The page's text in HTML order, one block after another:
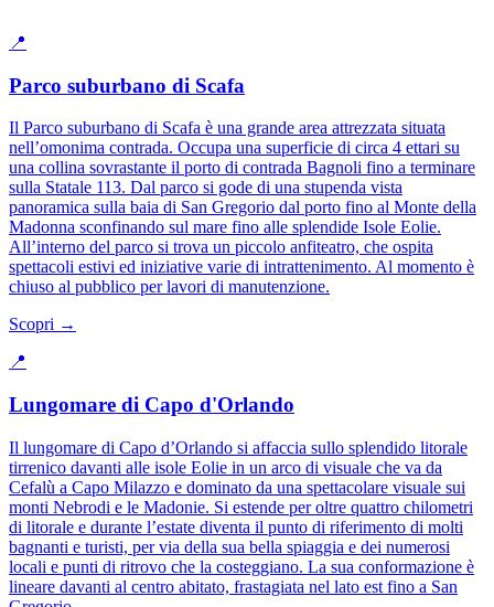
📍
Parco suburbano di Scafa
Il Parco suburbano di Scafa è una grande area attrezzata situata
nell’omonima contrada. Occupa una superficie di circa 4 ettari su
una collina sovrastante il porto di contrada Bagnoli fino a terminare
sulla Statale 113. Dal parco si gode di una stupenda vista
panoramica sulla baia di San Gregorio dal porto fino al Monte della
Madonna sconfinando sul mare fino alle splendide Isole Eolie.
All’interno del parco si trova un piccolo anfiteatro, che ospita
spettacoli estivi ed iniziative varie di intrattenimento. Al momento è
chiuso al pubblico per lavori di manutenzione.
Scopri →
📍
Lungomare di Capo d'Orlando
Il lungomare di Capo d’Orlando si affaccia sullo splendido litorale
tirrenico davanti alle isole Eolie in un arco di visuale che va da
Cefalù a Capo Milazzo e dominato da una spettacolare visuale sui
monti Nebrodi e le Madonie. Si estende per oltre quattro chilometri
di litorale e durante l’estate diventa il punto di riferimento di molti
bagnanti e turisti, per via della sua bella spiaggia e dei numerosi
locali e punti di ritrovo che la costeggiano. La sua conformazione è
lineare davanti al centro abitato, frastagiata nel lato est fino a San